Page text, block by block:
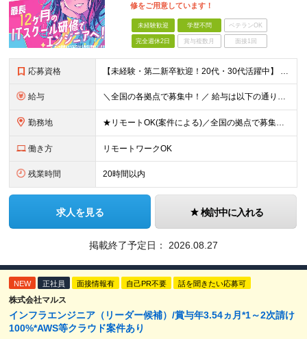
修をご用意しています！
未経験歓迎 学歴不問 ベテランOK
完全週休2日 賞与複数月 面接1回
応募資格 【未経験・第二新卒歓迎！20代・30代活躍中】 ★意欲・人柄重視の採用を実施！ ◆学歴不問 ◆社会人未経験もOK ～こんな方にオススメです～ ◎エンジニアに興味・関心のある方 ◎正社員デビューを叶え
給与 ＼全国の各拠点で募集中！／ 給与は以下の通り、勤務地により異なります。 札幌：月給23万円～27万円 仙台：月給22万円～26万円 新潟：月給22万円～26万円 東京：月給26万円～30万円 大阪：
勤務地 ★リモートOK(案件による)／全国の拠点で募集中！ 北海道、宮城県、新潟県、東京都、大阪府、福岡県、沖縄県にある各拠点 ※様々な企業の現場で、当社プロジェクトに加わり業務を行っていただきます。 ※希望
働き方 リモートワークOK
残業時間 20時間以内
求人を見る 検討中に入れる
掲載終了予定日： 2026.08.27
NEW 正社員 面接情報有 自己PR不要 話を聞きたい応募可
株式会社マルス
インフラエンジニア（リーダー候補）/賞与年3.54ヵ月*1～2次請け
100%*AWS等クラウド案件あり